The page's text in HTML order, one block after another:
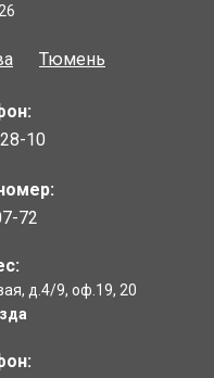
Тюмень
10
72
д.4/9, оф.19, 20